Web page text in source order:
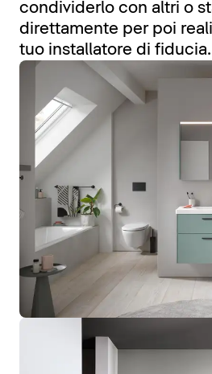
condividerlo con altri o
direttamente per poi
tuo installatore di fiducia.